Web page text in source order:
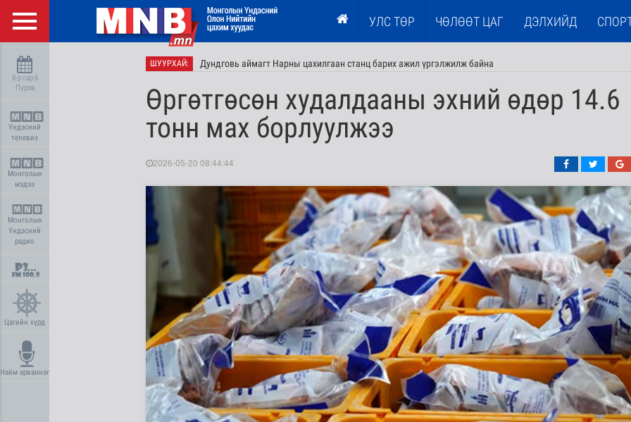
УЛС ТӨР ЧӨЛӨӨТ ЦАГ ДЭЛХИЙД
8-р сар 6
Пүрэв
Үндэсний
телевиз
Монголын
мэдээ
Монголын
Үндэсний
радио
Цагийн хүрд
Найм арваннэг
ШУУРХАЙ: Дундговь аймагт Нарны цахилгаан станц барих ажил үргэлжилж байна
Дипломат төлөөлөгчийн газруудын төлөөлөгчид COP17-ын байгууламжтай танилцлаа
Өргөтгөсөн худалдааны эхний өдөр 14.6
тонн мах борлуулжээ
2026-05-20 08:44:44